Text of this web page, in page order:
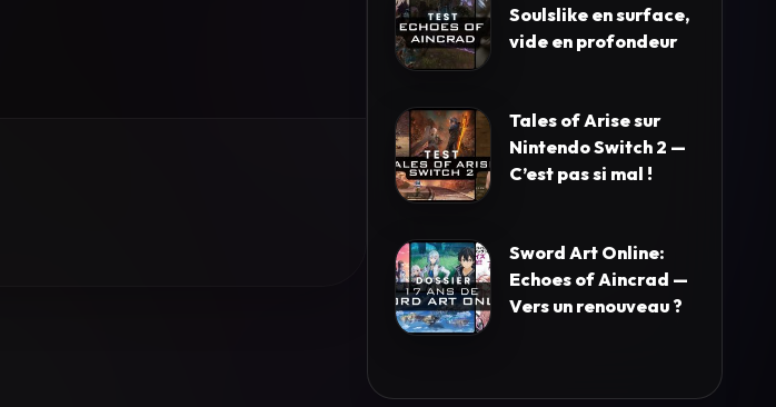
Soulslike en surface,
vide en profondeur
Tales of Arise sur
Nintendo Switch 2 —
C’est pas si mal !
Sword Art Online:
Echoes of Aincrad —
Vers un renouveau ?